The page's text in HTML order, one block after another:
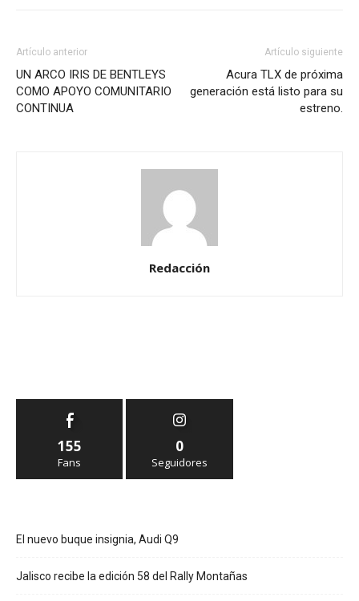
Artículo anterior
UN ARCO IRIS DE BENTLEYS
COMO APOYO COMUNITARIO
CONTINUA
Artículo siguiente
Acura TLX de próxima
generación está listo para su
estreno.
Redacción
155
Fans
0
Seguidores
El nuevo buque insignia, Audi Q9
Jalisco recibe la edición 58 del Rally Montañas